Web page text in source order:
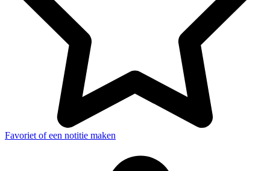
Favoriet of een notitie maken